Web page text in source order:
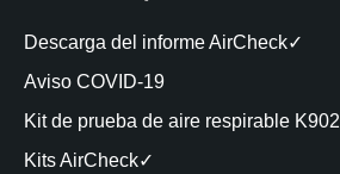
Descarga del informe AirCheck✓
Aviso COVID-19
Kit de prueba de aire respirable K902
Kits AirCheck✓